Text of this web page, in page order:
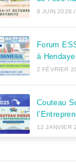
8 JUIN 2026 /
Forum
à Hendaye
2 FÉVRIER
Couteau
12 JANVIER